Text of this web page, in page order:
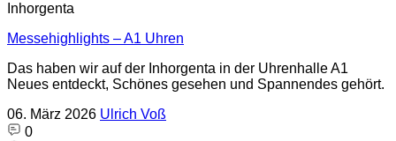
Inhorgenta
Messehighlights – A1 Uhren
Das haben wir auf der Inhorgenta in der Uhrenhalle A1
Neues entdeckt, Schönes gesehen und Spannendes gehört.
06. März 2026 Ulrich Voß
0